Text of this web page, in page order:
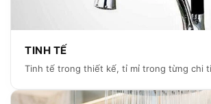
TINH TẾ
Tinh tế trong thiết kế, tỉ mỉ trong từng chi